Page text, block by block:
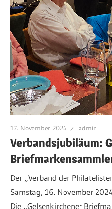
17. November 2024 admin
Verbandsjubiläum:
Der „Verband der
Samstag, 16. November
Die „Gelsenkirchener